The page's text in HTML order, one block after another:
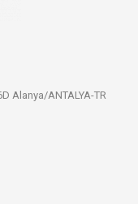
Alanya/ANTALYA-TR